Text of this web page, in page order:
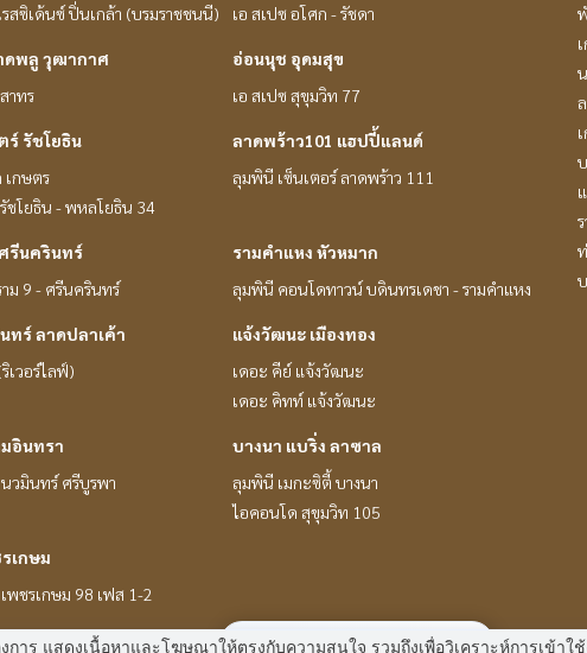
มี2คนกำลังดูประกาศนี้
สซิเด้นซ์ ปิ่นเกล้า (บรมราชชนนี)
เอ สเปซ อโศก - รัชดา
ดพลู วุฒากาศ
าทร
อ่อนนุช อุดมสุข
เอ สเปซ สุขุมวิท 77
ร์ รัชโยธิน
เกษตร
ชโยธิน - พหลโยธิน 34
ลาดพร้าว101 แฮปปี้แลนด์
ลุมพินี เซ็นเตอร์ ลาดพร้าว 111
รีนครินทร์
ม 9 - ศรีนครินทร์
รามคำแหง หัวหมาก
ลุมพินี คอนโดทาวน์ บดินทรเดชา - รามคำแหง
ทร์ ลาดปลาเค้า
เวอร์ไลฟ์)
แจ้งวัฒนะ เมืองทอง
เดอะ คีย์ แจ้งวัฒนะ
เดอะ คิทท์ แจ้งวัฒนะ
อินทรา
วมินทร์ ศรีบูรพา
บางนา แบริ่ง ลาซาล
ลุมพินี เมกะซิตี้ บางนา
ไอคอนโด สุขุมวิท 105
เกษม
พชรเกษม 98 เฟส 1-2
การ แสดงเนื้อหาและโฆษณาให้ตรงกับความสนใจ รวมถึงเพื่อวิเคราะห์การเข้าใ